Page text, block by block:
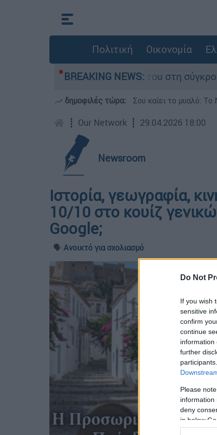
Do Not
If you wish
sensitive
confirm
continue
information
further
Please
information
deny
in below
Πολιτική Οικονομία
BREAKING NEWS:
που έχασε τη ζωή του στη σύγκρουση
δημοφιλές τώρα: Σου καίει το μυαλό:
┋ Our Network ┋ 29.04.2026 18:00
Newsroom
Ιστορία, γεωγραφία,
10/10 στο κουίζ
Google;
🗣️ Ανοικτό για σχολιασμό